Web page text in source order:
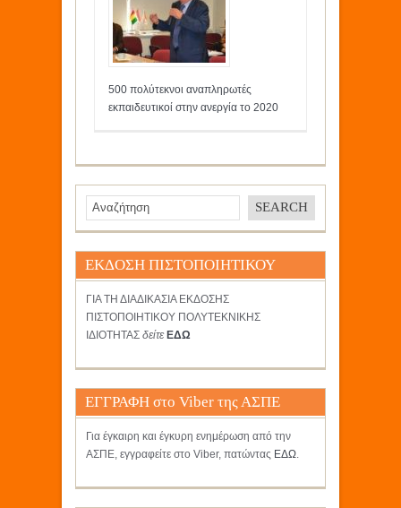
500 πολύτεκνοι αναπληρωτές
εκπαιδευτικοί στην ανεργία το 2020
ΕΚΔΟΣΗ ΠΙΣΤΟΠΟΙΗΤΙΚΟΥ
ΓΙΑ ΤΗ ΔΙΑΔΙΚΑΣΙΑ ΕΚΔΟΣΗΣ
ΠΙΣΤΟΠΟΙΗΤΙΚΟΥ ΠΟΛΥΤΕΚΝΙΚΗΣ
ΙΔΙΟΤΗΤΑΣ δείτε ΕΔΩ
ΕΓΓΡΑΦΗ στο Viber της ΑΣΠΕ
Για έγκαιρη και έγκυρη ενημέρωση από την
ΑΣΠΕ, εγγραφείτε στο Viber, πατώντας ΕΔΩ.